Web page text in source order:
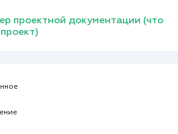
проектной документации (что